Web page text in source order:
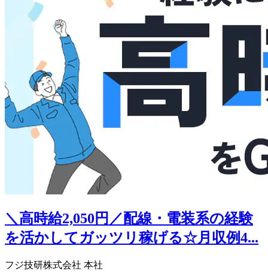
＼高時給2,050円／配線・電装系の経験
を活かしてガッツリ稼げる☆月収例4...
フジ技研株式会社 本社